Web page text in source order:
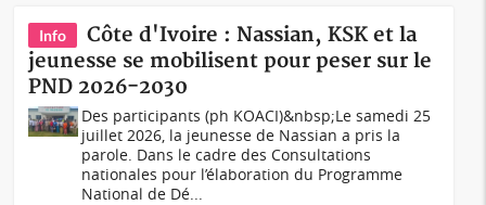
Info
Côte d'Ivoire : Nassian, KSK et la
jeunesse se mobilisent pour peser sur le
PND 2026-2030
Des participants (ph KOACI)&nbsp;Le samedi 25
juillet 2026, la jeunesse de Nassian a pris la
parole. Dans le cadre des Consultations
nationales pour l’élaboration du Programme
National de Dé...